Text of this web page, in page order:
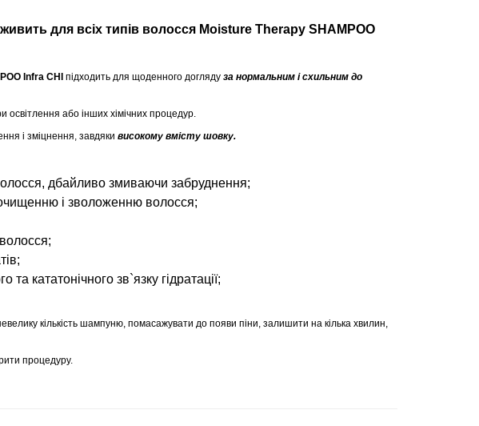
для всіх типів волосся Moisture Therapy SHAMPOO
Infra CHI підходить для щоденного догляду за нормальним і схильним до
освітлення або інших хімічних процедур.
і зміцнення, завдяки високому вмісту шовку.
дбайливо змиваючи забруднення;
і зволоженню волосся;
та кататонічного зв`язку гідратації;
кількість шампуню, помасажувати до появи піни, залишити на кілька хвилин,
процедуру.